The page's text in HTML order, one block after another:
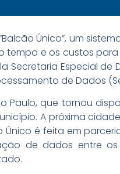
Único”, um
e os custos
Secretaria Especial
de Dados
Paulo, que tornou
A próxima
é feita em
de dados entre